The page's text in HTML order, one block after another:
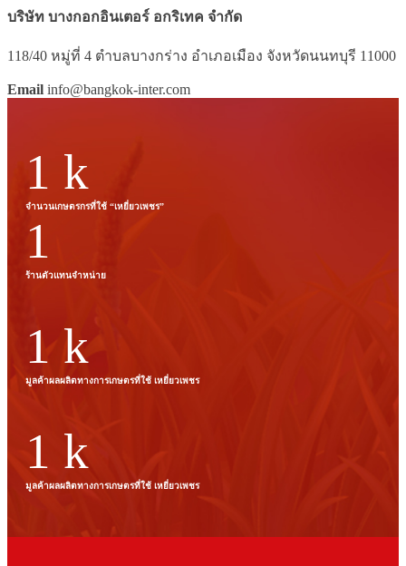
บริษัท บางกอกอินเตอร์ อกริเทค จำกัด
118/40 หมู่ที่ 4 ตำบลบางกร่าง อำเภอเมือง จังหวัดนนทบุรี 11000
Email info@bangkok-inter.com
1 k
จำนวนเกษตรกรที่ใช้ “เหยี่ยวเพชร”
1
ร้านตัวแทนจำหน่าย
1 k
มูลค้าผลผลิตทางการเกษตรที่ใช้ เหยี่ยวเพชร​
1 k
มูลค้าผลผลิตทางการเกษตรที่ใช้ เหยี่ยวเพชร​